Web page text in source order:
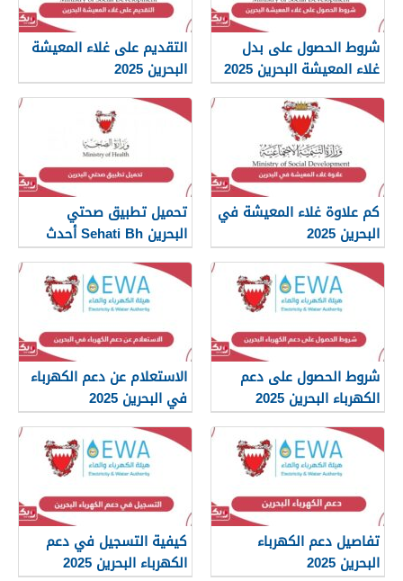
شروط الحصول على بدل
غلاء المعيشة البحرين 2025
التقديم على غلاء المعيشة
البحرين 2025
كم علاوة غلاء المعيشة في
البحرين 2025
تحميل تطبيق صحتي
البحرين Sehati Bh أحدث
إصدار 2025
شروط الحصول على دعم
الكهرباء البحرين 2025
الاستعلام عن دعم الكهرباء
في البحرين 2025
تفاصيل دعم الكهرباء
البحرين 2025
كيفية التسجيل في دعم
الكهرباء البحرين 2025